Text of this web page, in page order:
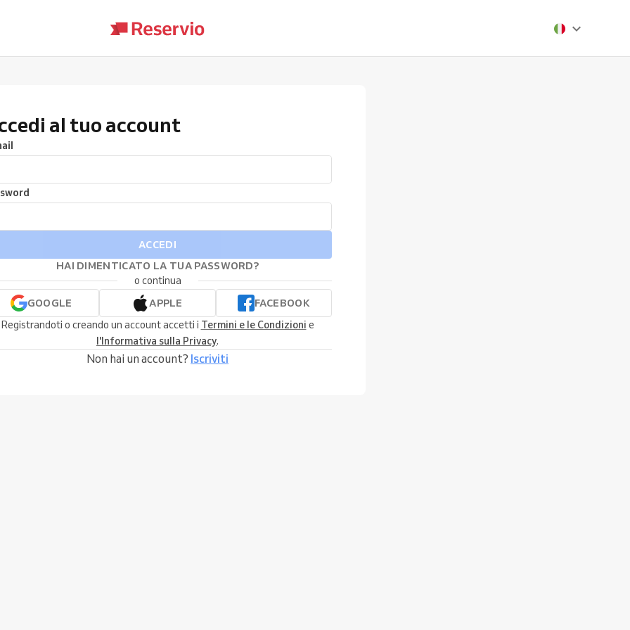
al tuo account
ACCEDI
HAI DIMENTICATO LA TUA PASSWORD?
o continua
GOOGLE
APPLE
FACEBOOK
Registrandoti o creando un account accetti i Termini e le Condizioni e
l'Informativa sulla Privacy.
Non hai un account? Iscriviti